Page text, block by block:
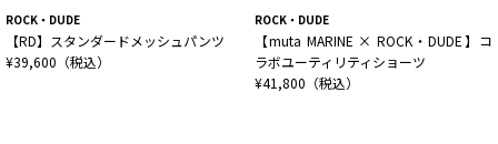
ROCK・DUDE
【RD】スタンダードメッシュパンツ
¥39,600（税込）
ROCK・DUDE
【muta MARINE × ROCK・DUDE】コ
ラボユーティリティショーツ
¥41,800（税込）